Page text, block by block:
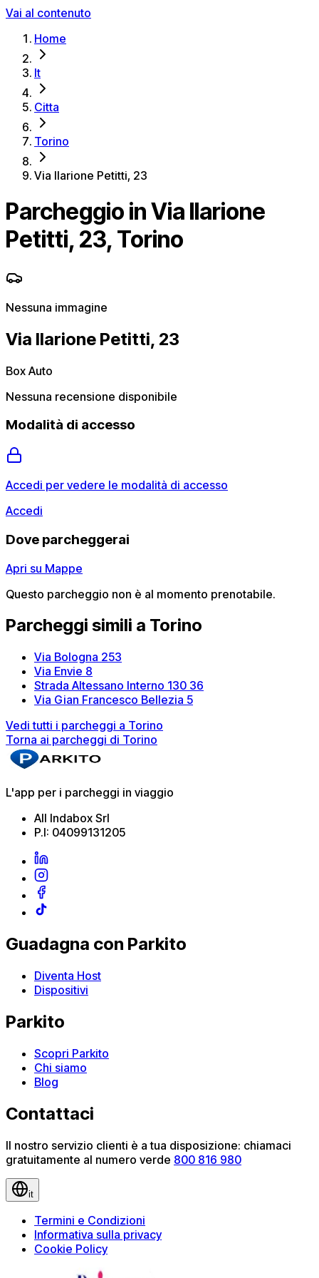
Vai al contenuto
Home
It
Citta
Torino
Via Ilarione Petitti, 23
Parcheggio in Via Ilarione
Petitti, 23, Torino
Nessuna immagine
Via Ilarione Petitti, 23
Box Auto
Nessuna recensione disponibile
Modalità di accesso
Accedi per vedere le modalità di accesso
Accedi
Dove parcheggerai
Apri su Mappe
Questo parcheggio non è al momento prenotabile.
Parcheggi simili a Torino
Via Bologna 253
Via Envie 8
Strada Altessano Interno 130 36
Via Gian Francesco Bellezia 5
Vedi tutti i parcheggi a Torino
Torna ai parcheggi di Torino
L'app per i parcheggi in viaggio
All Indabox Srl
P.I: 04099131205
Guadagna con Parkito
Diventa Host
Dispositivi
Parkito
Scopri Parkito
Chi siamo
Blog
Contattaci
Il nostro servizio clienti è a tua disposizione: chiamaci
gratuitamente al numero verde 800 816 980
it
Termini e Condizioni
Informativa sulla privacy
Cookie Policy